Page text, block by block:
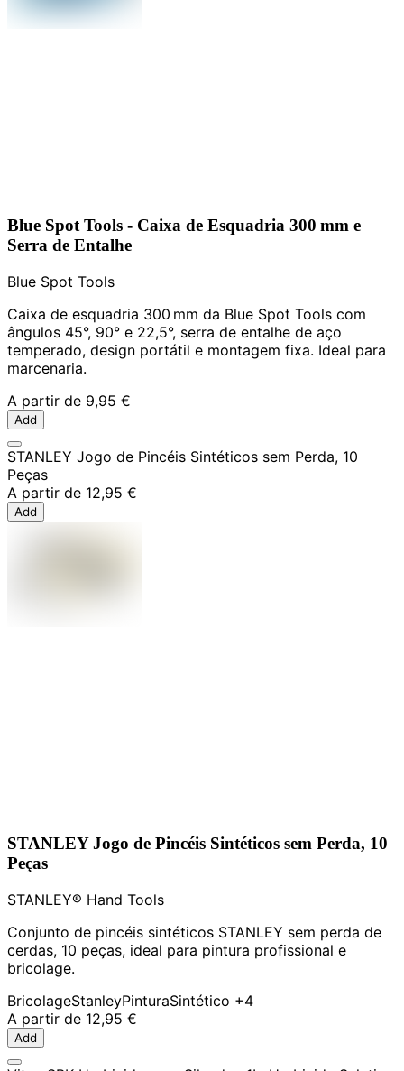
Blue Spot Tools - Caixa de Esquadria 300 mm e
Serra de Entalhe
Blue Spot Tools
Caixa de esquadria 300 mm da Blue Spot Tools com
ângulos 45°, 90° e 22,5°, serra de entalhe de aço
temperado, design portátil e montagem fixa. Ideal para
marcenaria.
A partir de 9,95 €
Add
STANLEY Jogo de Pincéis Sintéticos sem Perda, 10
Peças
A partir de 12,95 €
Add
STANLEY Jogo de Pincéis Sintéticos sem Perda, 10
Peças
STANLEY® Hand Tools
Conjunto de pincéis sintéticos STANLEY sem perda de
cerdas, 10 peças, ideal para pintura profissional e
bricolage.
BricolageStanleyPinturaSintético +4
A partir de 12,95 €
Add